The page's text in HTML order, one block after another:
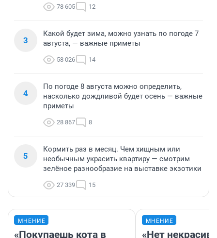
78 605 12
3
Какой будет зима, можно узнать по погоде 7
августа, — важные приметы
58 026 14
4
По погоде 8 августа можно определить,
насколько дождливой будет осень — важные
приметы
28 867 8
5
Кормить раз в месяц. Чем хищным или
необычным украсить квартиру — смотрим
зелёное разнообразие на выставке экзотики
27 339 15
МНЕНИЕ
«Покупаешь кота в
МНЕНИЕ
«Нет